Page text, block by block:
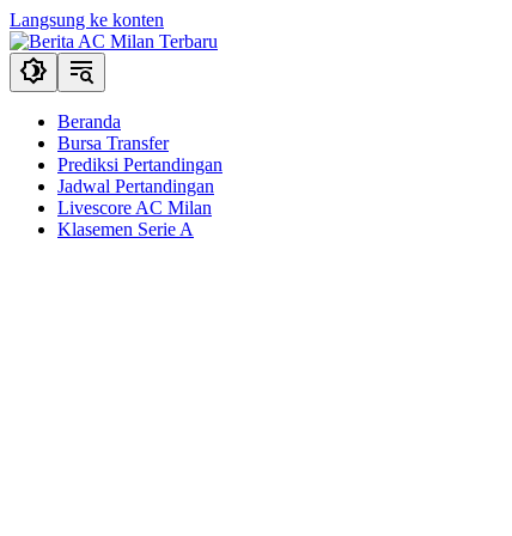
Langsung ke konten
Beranda
Bursa Transfer
Prediksi Pertandingan
Jadwal Pertandingan
Livescore AC Milan
Klasemen Serie A